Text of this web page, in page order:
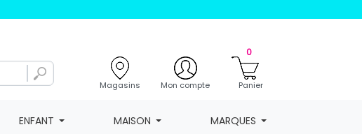
Magasins Mon compte
0
Panier
ENFANT MAISON MARQUES